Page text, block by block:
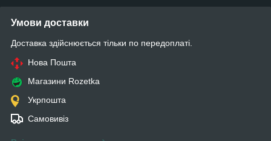
Умови доставки
Доставка здійснюється тільки по передоплаті.
Нова Пошта
Магазини Rozetka
Укрпошта
Самовивіз